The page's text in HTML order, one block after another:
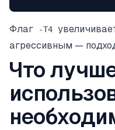
Флаг -T4
агрессивным —
Что